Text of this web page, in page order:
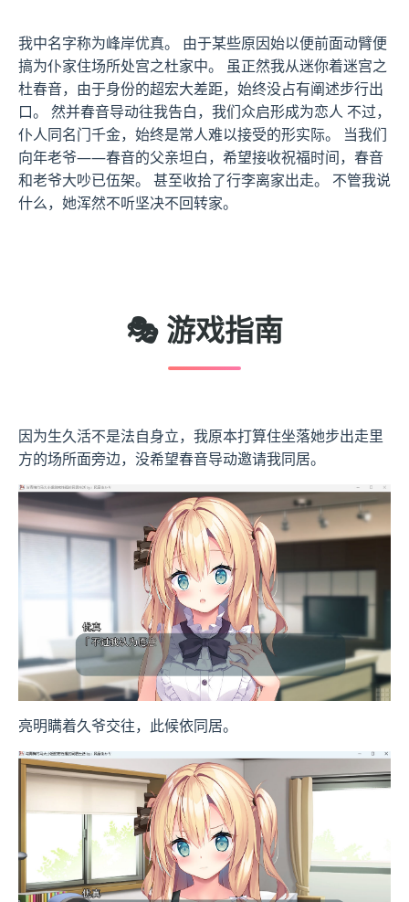
我中名字称为峰岸优真。 由于某些原因始以便前面动臂便
搞为仆家住场所处宫之杜家中。 虽正然我从迷你着迷宫之
杜春音，由于身份的超宏大差距，始终没占有阐述步行出
口。 然并春音导动往我告白，我们众启形成为恋人 不过，
仆人同名门千金，始终是常人难以接受的形实际。 当我们
向年老爷——春音的父亲坦白，希望接收祝福时间，春音
和老爷大吵已伍架。 甚至收拾了行李离家出走。 不管我说
什么，她浑然不听坚决不回转家。
🎭 游戏指南
因为生久活不是法自身立，我原本打算住坐落她步出走里
方的场所面旁边，没希望春音导动邀请我同居。
亮明瞒着久爷交往，此候依同居。